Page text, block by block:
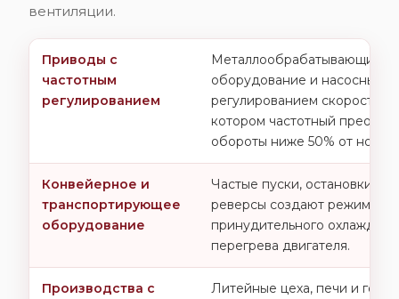
вентиляции.
Приводы с
частотным
регулированием
Металлообрабатывающие
оборудование и насосные
регулированием скорости
котором частотный
обороты ниже 50% от
Конвейерное и
транспортирующее
оборудование
Частые пуски, остановки
реверсы создают режим,
принудительного
перегрева двигателя.
Производства с
Литейные цеха, печи и